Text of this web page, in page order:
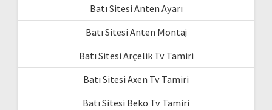
Batı Sitesi Anten Ayarı
Batı Sitesi Anten Montaj
Batı Sitesi Arçelik Tv Tamiri
Batı Sitesi Axen Tv Tamiri
Batı Sitesi Beko Tv Tamiri